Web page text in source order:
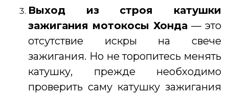
Выход из строя катушки
зажигания мотокосы Хонда— это
отсутствие искры на свече
зажигания. Но не торопитесь менять
катушку, прежде необходимо
проверить саму катушку зажигания